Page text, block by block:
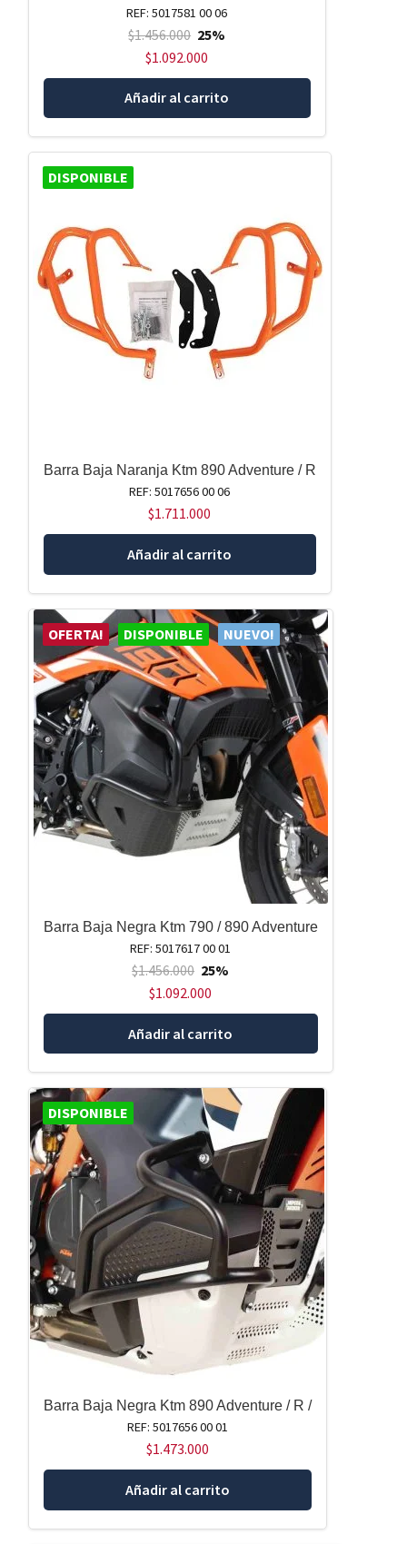
REF: 5017581 00 06
$1.456.000 25%
$1.092.000
Añadir al carrito
DISPONIBLE
Barra Baja Naranja Ktm 890 Adventure / R
REF: 5017656 00 06
$1.711.000
Añadir al carrito
OFERTA! DISPONIBLE NUEVO!
Barra Baja Negra Ktm 790 / 890 Adventure
REF: 5017617 00 01
$1.456.000 25%
$1.092.000
Añadir al carrito
DISPONIBLE
Barra Baja Negra Ktm 890 Adventure / R /
REF: 5017656 00 01
$1.473.000
Añadir al carrito